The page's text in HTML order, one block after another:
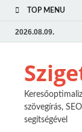
TOP MENU
2026.08.09.
szövegírás,
segítségével